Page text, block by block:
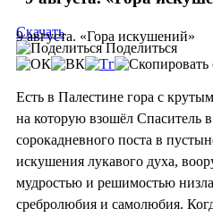
9 августа. «Гора искушений»
Скачать
Поделиться
Есть в Палестине гора с
на которую взошёл Спаситель
сорокадневного поста в
искушения лукавого духа,
мудростью и решимостью
сребролюбия и самолюбия.